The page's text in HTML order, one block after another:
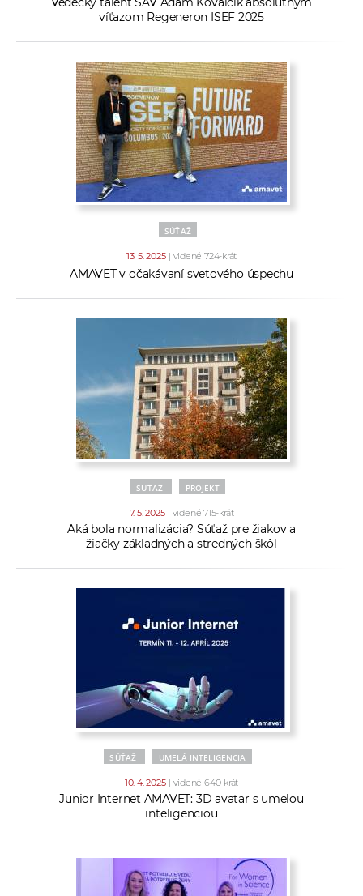
víťazom Regeneron ISEF 2025
SÚŤAŽ
13. 5. 2025 | videné 724-krát
AMAVET v očakávaní svetového úspechu
SÚŤAŽ PROJEKT
7. 5. 2025 | videné 715-krát
Aká bola normalizácia? Súťaž pre žiakov a
žiačky základných a stredných škôl
SÚŤAŽ UMELÁ INTELIGENCIA
10. 4. 2025 | videné 640-krát
Junior Internet AMAVET: 3D avatar s umelou
inteligenciou